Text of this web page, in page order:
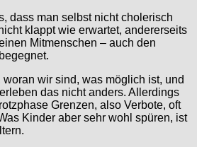
dass man selbst nicht cholerisch
klappt wie erwartet, andererseits
Mitmenschen – auch den
wir sind, was möglich ist, und
das nicht anders. Allerdings
Grenzen, also Verbote, oft
Kinder aber sehr wohl spüren, ist